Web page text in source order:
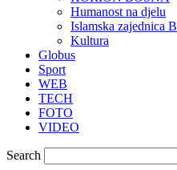
Humanost na djelu
Islamska zajednica
Kultura
Globus
Sport
WEB
TECH
FOTO
VIDEO
Search